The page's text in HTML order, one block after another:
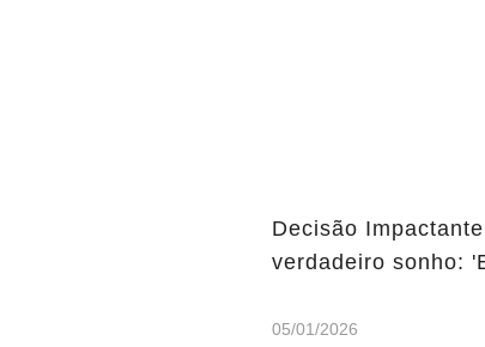
Decisão
verdadeiro sonho:
05/01/2026